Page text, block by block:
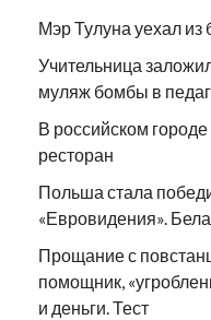
Мэр Тулуна уехал
Учительница
муляж бомбы в
В российском
ресторан
Польша стала
«Евровидения».
Прощание с
помощник,
и деньги. Тест